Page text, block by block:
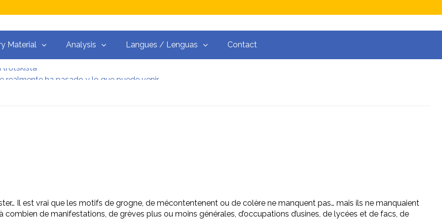
Material Analysis Langues / Lenguas Contact
trotskista
realmente ha pasado y lo que puede venir
Il est vrai que les motifs de grogne, de mécontentenent ou de colère ne manquent pas… mais ils ne manquaient
de manifestations, de grèves plus ou moins générales, d’occupations d’usines, de lycées et de facs, de